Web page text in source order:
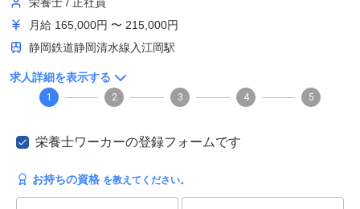
月給 165,000円 〜 215,000円
静岡鉄道静岡清水線入江岡駅
求人詳細を表示する
1 2 3 4 5
栄養士ワーカーの登録フォームです
お持ちの資格 を教えてください。